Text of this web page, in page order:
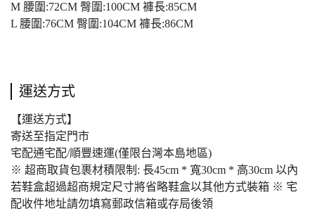
M 腰圍:72CM 臀圍:100CM 褲長:85CM
L 腰圍:76CM 臀圍:104CM 褲長:86CM
運送方式
【運送方式】
寄送至指定門市
宅配通宅配/順豐速運(僅限台灣本島地區)
※ 超商取貨包裹材積限制: 長45cm * 寬30cm * 高30cm 以內
若鞋盒超過超商規定尺寸將省略鞋盒以其他方式裝箱 ※ 宅
配收件地址請勿填寫郵政信箱或存局後領